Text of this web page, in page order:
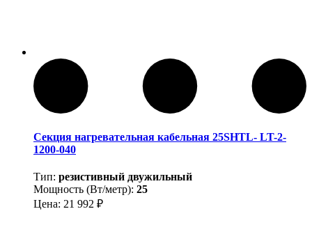
Секция нагревательная кабельная 25SHTL- LT-2-
1200-040
Тип: резистивный двужильный
Мощность (Вт/метр): 25
Цена: 21 992 ₽